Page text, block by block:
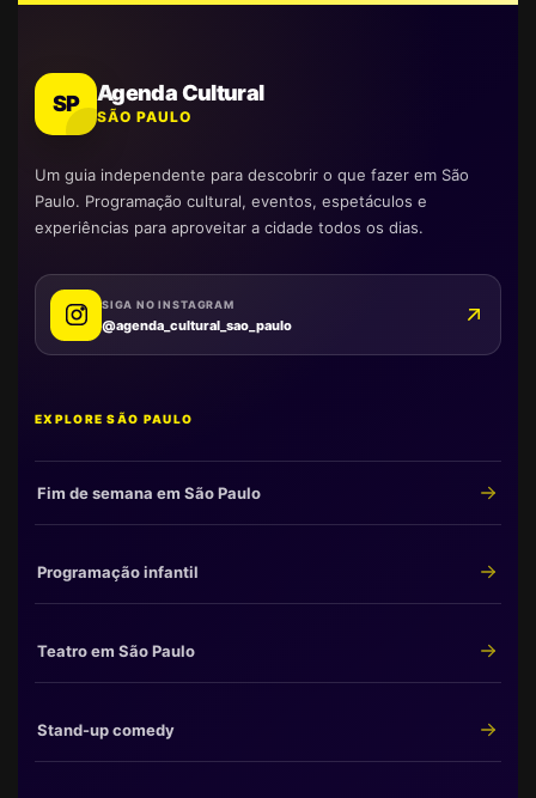
SP Agenda Cultural
SÃO PAULO
Um guia independente para descobrir o que fazer em São
Paulo. Programação cultural, eventos, espetáculos e
experiências para aproveitar a cidade todos os dias.
SIGA NO INSTAGRAM
@agenda_cultural_sao_paulo
EXPLORE SÃO PAULO
Fim de semana em São Paulo
Programação infantil
Teatro em São Paulo
Stand-up comedy